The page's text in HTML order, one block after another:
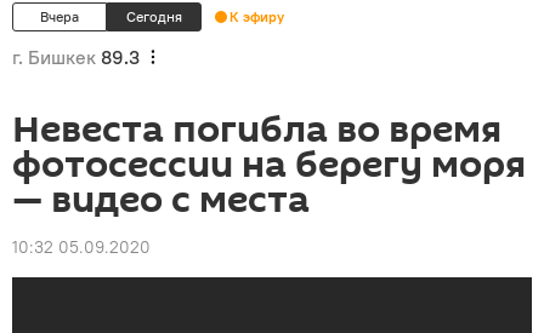
Вчера Сегодня К эфиру
г. Бишкек 89.3
Невеста погибла во время
фотосессии на берегу моря
— видео с места
10:32 05.09.2020